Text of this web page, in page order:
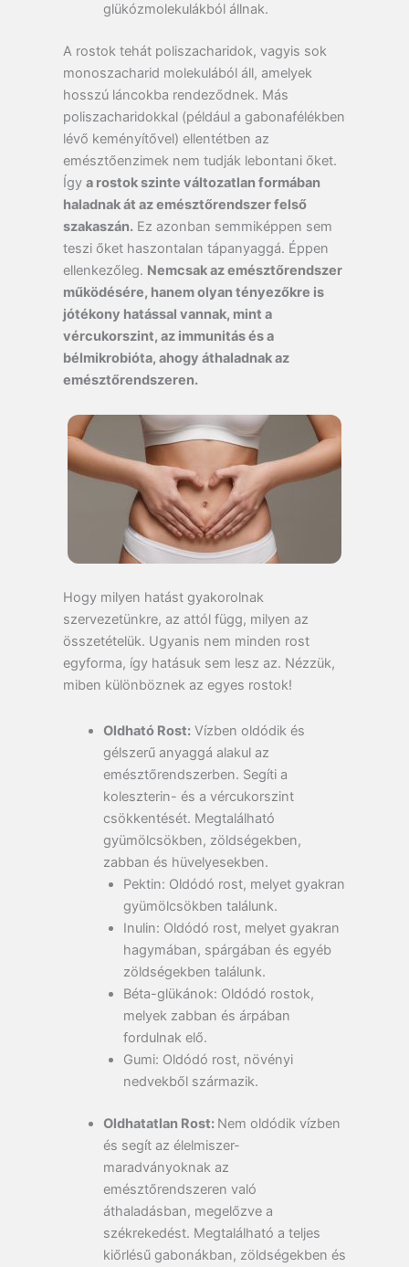
glükózmolekulákból állnak.
A rostok tehát poliszacharidok, vagyis sok
monoszacharid molekulából áll, amelyek
hosszú láncokba rendeződnek. Más
poliszacharidokkal (például a gabonafélékben
lévő keményítővel) ellentétben az
emésztőenzimek nem tudják lebontani őket.
Így a rostok szinte változatlan formában
haladnak át az emésztőrendszer felső
szakaszán.Ez azonban semmiképpen sem
teszi őket haszontalan tápanyaggá. Éppen
ellenkezőleg. Nemcsak az emésztőrendszer
működésére, hanem olyan tényezőkre is
jótékony hatással vannak, mint a
vércukorszint, az immunitás és a
bélmikrobióta, ahogy áthaladnak az
emésztőrendszeren.
Hogy milyen hatást gyakorolnak
szervezetünkre, az attól függ, milyen az
összetételük. Ugyanis nem minden rost
egyforma, így hatásuk sem lesz az. Nézzük,
miben különböznek az egyes rostok!
Oldható Rost:Vízben oldódik és
gélszerű anyaggá alakul az
emésztőrendszerben. Segíti a
koleszterin- és a vércukorszint
csökkentését. Megtalálható
gyümölcsökben, zöldségekben,
zabban és hüvelyesekben.
Pektin: Oldódó rost, melyet gyakran
gyümölcsökben találunk.
Inulin: Oldódó rost, melyet gyakran
hagymában, spárgában és egyéb
zöldségekben találunk.
Béta-glükánok: Oldódó rostok,
melyek zabban és árpában
fordulnak elő.
Gumi: Oldódó rost, növényi
nedvekből származik.
Oldhatatlan Rost: Nem oldódik vízben
és segít az élelmiszer-
maradványoknak az
emésztőrendszeren való
áthaladásban, megelőzve a
székrekedést. Megtalálható a teljes
kiőrlésű gabonákban, zöldségekben és